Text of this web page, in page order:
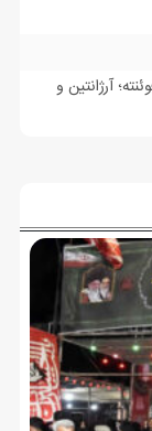
آرژانتین و